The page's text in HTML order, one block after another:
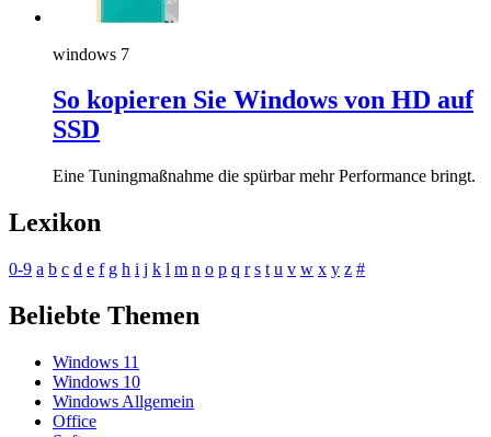
windows 7
So kopieren Sie Windows von HD auf
SSD
Eine Tuningmaßnahme die spürbar mehr Performance bringt.
Lexikon
0-9 a b c d e f g h i j k l m n o p q r s t u v w x y z #
Beliebte Themen
Windows 11
Windows 10
Windows Allgemein
Office